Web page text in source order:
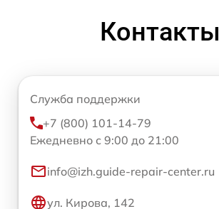
Контакты
Служба поддержки
+7 (800) 101-14-79
Ежедневно с 9:00 до 21:00
info@izh.guide-repair-center.ru
ул. Кирова, 142